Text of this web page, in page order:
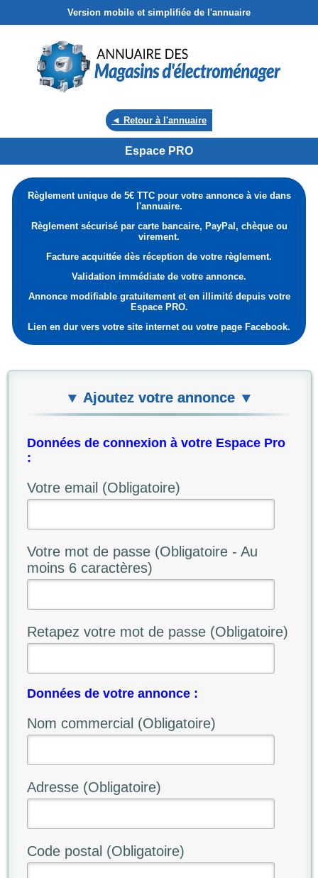
Version mobile et simplifiée de l'annuaire
◄ Retour à l'annuaire
Espace PRO
Règlement unique de 5€ TTC pour votre annonce à vie dans
l'annuaire.
Règlement sécurisé par carte bancaire, PayPal, chèque ou
virement.
Facture acquittée dès réception de votre règlement.
Validation immédiate de votre annonce.
Annonce modifiable gratuitement et en illimité depuis votre
Espace PRO.
Lien en dur vers votre site internet ou votre page Facebook.
▼ Ajoutez votre annonce ▼
Données de connexion à votre Espace Pro
:
Votre email (Obligatoire)
Votre mot de passe (Obligatoire - Au
moins 6 caractères)
Retapez votre mot de passe (Obligatoire)
Données de votre annonce :
Nom commercial (Obligatoire)
Adresse (Obligatoire)
Code postal (Obligatoire)